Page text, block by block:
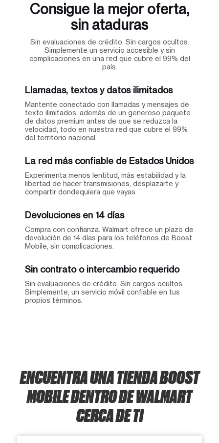
Consigue la mejor oferta,
sin ataduras
Sin evaluaciones de crédito. Sin cargos ocultos.
Simplemente un servicio accesible y sin
complicaciones en una red que cubre el 99% del
país.
Llamadas, textos y datos ilimitados
Mantente conectado con llamadas y mensajes de
texto ilimitados, además de un generoso paquete
de datos premium antes de que se reduzca la
velocidad, todo en nuestra red que cubre el 99%
del territorio nacional.
La red más confiable de Estados Unidos
Experimenta menos lentitud, más estabilidad y la
libertad de hacer transmisiones, desplazarte y
compartir dondequiera que vayas.
Devoluciones en 14 días
Compra con confianza. Walmart ofrece un plazo de
devolución de 14 días para los teléfonos de Boost
Mobile, sin complicaciones.
Sin contrato o intercambio requerido
Sin evaluaciones de crédito. Sin cargos ocultos.
Simplemente, un servicio móvil confiable en tus
propios términos.
ENCUENTRA UNA TIENDA BOOST
MOBILE DENTRO DE WALMART
CERCA DE TI